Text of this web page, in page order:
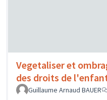
Vegetaliser et
des droits de
Guillaume Arnaud BAUER